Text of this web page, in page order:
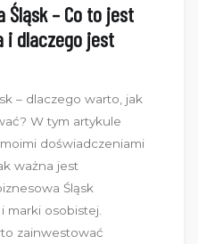
Śląsk – Co to jest
i dlaczego jest
– dlaczego warto, jak
W tym artykule
doświadczeniami
ważna jest
Śląsk
marki osobistej.
zainwestować